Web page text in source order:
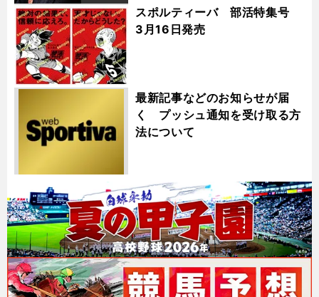
スポルティーバ 部活特集号
3月16日発売
最新記事などのお知らせが届
く プッシュ通知を受け取る方
法について